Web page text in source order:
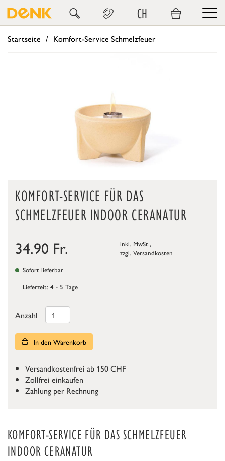
CH
Startseite Komfort-Service Schmelzfeuer
KOMFORT-SERVICE FÜR DAS
SCHMELZFEUER INDOOR CERANATUR
34.90 Fr.
inkl. MwSt.,
zzgl. Versandkosten
Sofort lieferbar
Lieferzeit: 4 - 5 Tage
Anzahl
In den Warenkorb
Versandkostenfrei ab 150 CHF
Zollfrei einkaufen
Zahlung per Rechnung
KOMFORT-SERVICE FÜR DAS SCHMELZFEUER
INDOOR CERANATUR